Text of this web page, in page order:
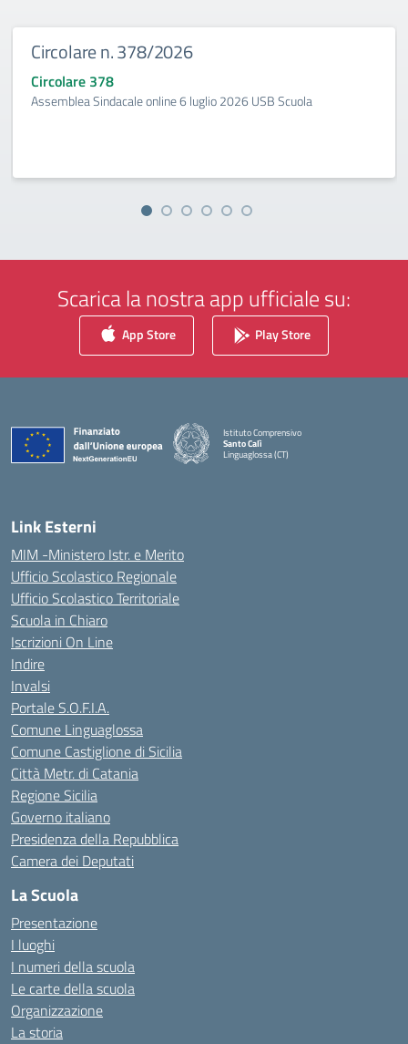
Circolare n. 378/2026
Circolare 378
Assemblea Sindacale online 6 luglio 2026 USB Scuola
Scarica la nostra app ufficiale su:
App Store Play Store
Istituto Comprensivo
Santo Calì
Linguaglossa (CT)
— Visita la pagina iniziale della scuola
Link Esterni
MIM -Ministero Istr. e Merito
Ufficio Scolastico Regionale
Ufficio Scolastico Territoriale
Scuola in Chiaro
Iscrizioni On Line
Indire
Invalsi
Portale S.O.F.I.A.
Comune Linguaglossa
Comune Castiglione di Sicilia
Città Metr. di Catania
Regione Sicilia
Governo italiano
Presidenza della Repubblica
Camera dei Deputati
La Scuola
Presentazione
I luoghi
I numeri della scuola
Le carte della scuola
Organizzazione
La storia